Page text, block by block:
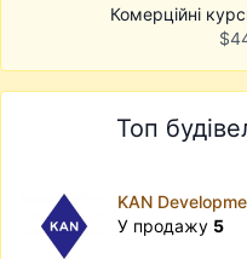
Комерційні
$
Топ
KAN
У продажу 5